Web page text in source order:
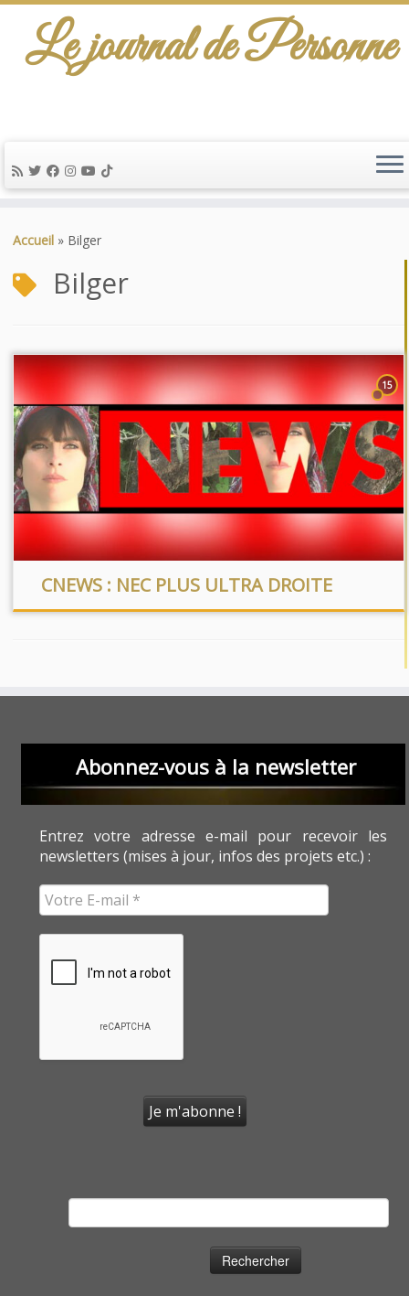
au
Le journal de Personne
Accueil » Bilger
Bilger
15
CNEWS : NEC PLUS ULTRA DROITE
Abonnez-vous à la newsletter
Entrez votre adresse e-mail pour recevoir les
newsletters (mises à jour, infos des projets etc.) :